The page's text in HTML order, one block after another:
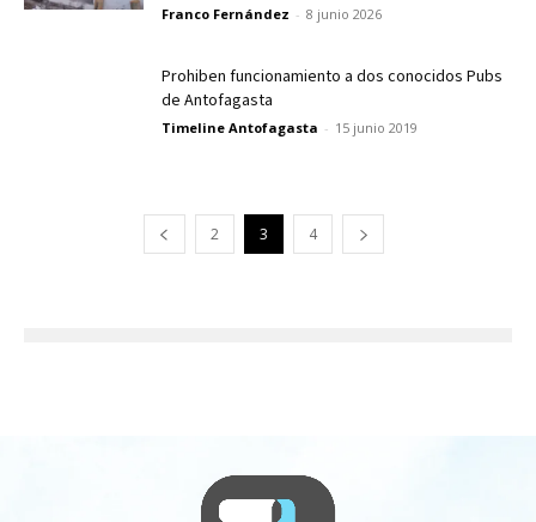
Franco Fernández - 8 junio 2026
Prohiben funcionamiento a dos conocidos Pubs
de Antofagasta
Timeline Antofagasta - 15 junio 2019
2 3 4